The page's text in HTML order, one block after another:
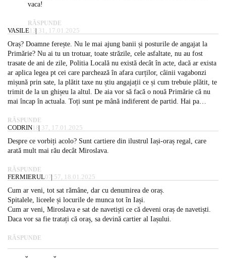
vaca!
RĂSPUNDE
VASILE13:31, 17.01.2025
Oraș? Doamne ferește. Nu le mai ajung banii și posturile de angajat la
Primărie? Nu ai tu un trotuar, toate străzile, cele asfaltate, nu au fost
trasate de ani de zile, Politia Locală nu există decât în acte, dacă ar exista
ar aplica legea pt cei care parchează în afara curților, câinii vagabonzi
mișună prin sate, la plătit taxe nu știu angajații ce și cum trebuie plătit, te
trimit de la un ghișeu la altul. De aia vor să facă o nouă Primărie că nu
mai încap în actuala. Toți sunt pe mână indiferent de partid. Hai pa…
RĂSPUNDE
CODRIN18:37, 17.01.2025
Despre ce vorbiți acolo? Sunt cartiere din ilustrul Iași-oraș regal, care
arată mult mai rău decât Miroslava.
RĂSPUNDE
FERMIERUL07:57, 18.01.2025
Cum ar veni, tot sat rămâne, dar cu denumirea de oraș.
Spitalele, liceele și locurile de munca tot în Iași.
Cum ar veni, Miroslava e sat de navetiști ce că deveni oraș de navetiști.
Daca vor sa fie tratați că oraș, sa devină cartier al Iașului.
RĂSPUNDE